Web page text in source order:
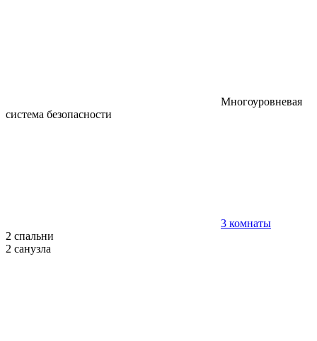
Многоуровневая
система безопасности
3 комнаты
2 спальни
2 санузла